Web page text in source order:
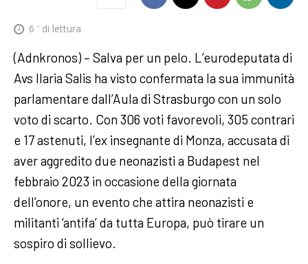
6 ' di lettura
(Adnkronos) – Salva per un pelo. L’eurodeputata di
Avs Ilaria Salis ha visto confermata la sua immunità
parlamentare dall’Aula di Strasburgo con un solo
voto di scarto. Con 306 voti favorevoli, 305 contrari
e 17 astenuti, l’ex insegnante di Monza, accusata di
aver aggredito due neonazisti a Budapest nel
febbraio 2023 in occasione della giornata
dell’onore, un evento che attira neonazisti e
militanti ‘antifa’ da tutta Europa, può tirare un
sospiro di sollievo.